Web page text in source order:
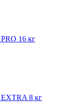
16 кг
8 кг